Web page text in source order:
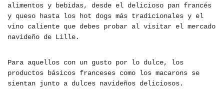
alimentos y bebidas, desde el delicioso pan francés
y queso hasta los hot dogs más tradicionales y el
vino caliente que debes probar al visitar el mercado
navideño de Lille.
Para aquellos con un gusto por lo dulce, los
productos básicos franceses como los macarons se
sientan junto a dulces navideños deliciosos.